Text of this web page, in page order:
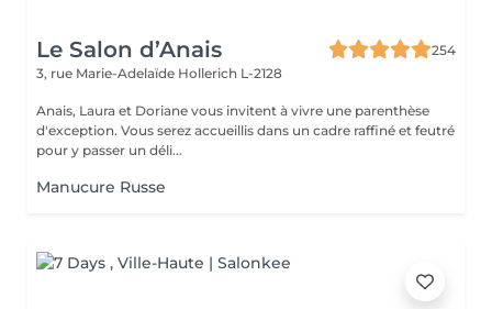
Le Salon d’Anais
254
3, rue Marie-Adelaïde Hollerich L-2128
Anais, Laura et Doriane vous invitent à vivre une parenthèse
d'exception. Vous serez accueillis dans un cadre raffiné et feutré
pour y passer un déli...
Manucure Russe